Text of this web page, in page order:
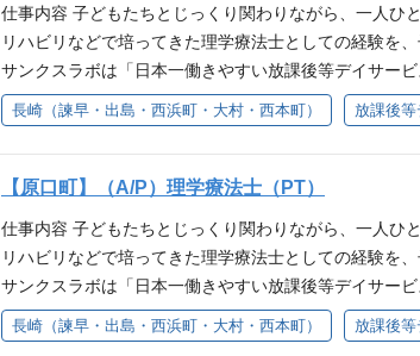
方 ◎チームでの対話と協調性を大切にできる方 ◎タス
◎プロダクトを「つくる」だけでなく、仕様や企画の
販、SaaSビジネスの立ち上げなどに興味がある方 ◎
ド感を持って開発したい方
ます。 ・子どもの身体の使い方の見方 ・運動支援の
などについて相談しながら業務を進めることができま
込むことなく成長できる環境です。 【IT×福祉の新し
り入れた支援を行っています。 レゴ・知育玩具・プロ
を提供しています。 「ITは詳しくない…」という方も
に関わることができます◎ ※STEAM教育とは 科学・
む教育プログラムです。 【未経験・ブランクのある方
人でお任せすることはありません。 また、支援内容に
ら進めていくため、一人で抱え込まず安心して働ける
う？」 「子ども分野は未経験だけど大丈夫かな？」
な方も、まずは見学だけでOKです◎ 実際の子どもた
せて、 ・姿勢や身体の使い方のサポート ・運動遊び
支援 ・保護者や他職種との情報共有 などを行いなが
けでなく、子どもたちが自信を持って様々なことに挑
野未経験の方も歓迎】 病院・クリニック・介護施設・
い。 当法人では複数の事業所でOT・PT・STが活躍し
ます。 ・子どもの身体の使い方の見方 ・運動支援の
などについて相談しながら業務を進めることができま
込むことなく成長できる環境です。 【IT×福祉の新し
り入れた支援を行っています。 レゴ・知育玩具・プロ
を提供しています。 「ITは詳しくない…」という方も
仕事内容 子どもたちとじっくり関わりながら、一人ひ
リハビリなどで培ってきた理学療法士としての経験を
サンクスラボは「日本一働きやすい放課後等デイサー
にも安心して働いていただける環境づくりを大切にし
知識や経験を活かし、子どもたちの身体機能や運動面
とりに合わせた運動支援の実施 ・運動遊びや活動プロ
ンの引率 ・保護者との情報共有 ・支援記録の作成 ・
せて、 ・姿勢や身体の使い方のサポート ・運動遊び
支援 ・保護者や他職種との情報共有 などを行いなが
けでなく、子どもたちが自信を持って様々なことに挑
野未経験の方も歓迎】 病院・クリニック・介護施設・
長崎（諫早・出島・西浜町・大村・西本町） 放課後等
【原口町】（A/P）理学療法士（PT）
仕事内容 子どもたちとじっくり関わりながら、一人ひ
リハビリなどで培ってきた理学療法士としての経験を
サンクスラボは「日本一働きやすい放課後等デイサー
にも安心して働いていただける環境づくりを大切にし
知識や経験を活かし、子どもたちの身体機能や運動面
長崎（諫早・出島・西浜町・大村・西本町） 放課後等